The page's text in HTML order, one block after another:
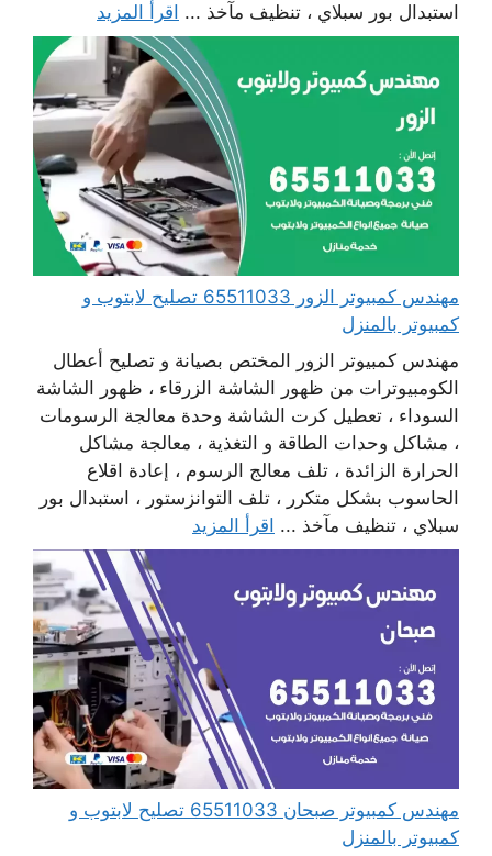
استبدال بور سبلاي ، تنظيف مآخذ ... اقرأ المزيد
مهندس كمبيوتر الزور 65511033 تصليح لابتوب و
كمبيوتر بالمنزل
مهندس كمبيوتر الزور المختص بصيانة و تصليح أعطال
الكومبيوترات من ظهور الشاشة الزرقاء ، ظهور الشاشة
السوداء ، تعطيل كرت الشاشة وحدة معالجة الرسومات
، مشاكل وحدات الطاقة و التغذية ، معالجة مشاكل
الحرارة الزائدة ، تلف معالج الرسوم ، إعادة اقلاع
الحاسوب بشكل متكرر ، تلف التوانزستور ، استبدال بور
سبلاي ، تنظيف مآخذ ... اقرأ المزيد
مهندس كمبيوتر صبحان 65511033 تصليح لابتوب و
كمبيوتر بالمنزل